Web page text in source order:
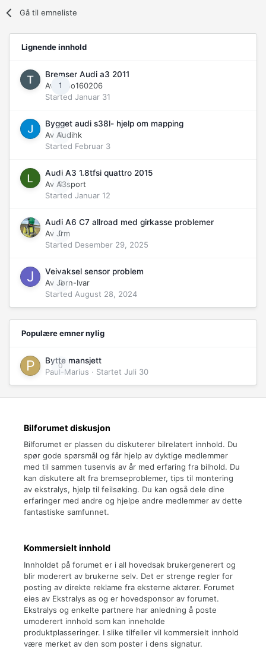
Gå til emneliste
Lignende innhold
1
Bremser Audi a3 2011
Av
Theo160206
Started Januar 31
0
Bygget audi s38l- hjelp om mapping
Av Audihk
Started Februar 3
0
Audi A3 1.8tfsi quattro 2015
Av A3sport
Started Januar 12
0
Audi A6 C7 allroad med girkasse problemer
Av Jrm
Started Desember 29, 2025
0
Veivaksel sensor problem
Av Jørn-Ivar
Started August 28, 2024
Populære emner nylig
0
Bytte mansjett
Paul-Marius · Startet Juli 30
Bilforumet diskusjon
Bilforumet er plassen du diskuterer bilrelatert innhold. Du
spør gode spørsmål og får hjelp av dyktige medlemmer
med til sammen tusenvis av år med erfaring fra bilhold. Du
kan diskutere alt fra bremseproblemer, tips til montering
av ekstralys, hjelp til feilsøking. Du kan også dele dine
erfaringer med andre og hjelpe andre medlemmer av dette
fantastiske samfunnet.
Kommersielt innhold
Innholdet på forumet er i all hovedsak brukergenerert og
blir moderert av brukerne selv. Det er strenge regler for
posting av direkte reklame fra eksterne aktører. Forumet
eies av Ekstralys as og er hovedsponsor av forumet.
Ekstralys og enkelte partnere har anledning å poste
umoderert innhold som kan inneholde
produktplasseringer. I slike tilfeller vil kommersielt innhold
være merket av den som poster i dens signatur.